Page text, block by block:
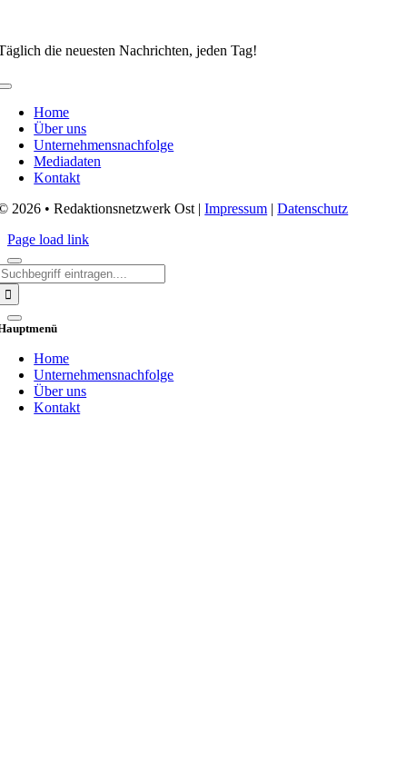
die neuesten Nachrichten, jeden Tag!
Toggle
NavigationHome
Über uns
Unternehmensnachfolge
Mediadaten
Kontakt
2026 • Redaktionsnetzwerk Ost |Impressum |Datenschutz
Page load link
Home
Unternehmensnachfolge
Über uns
Kontakt